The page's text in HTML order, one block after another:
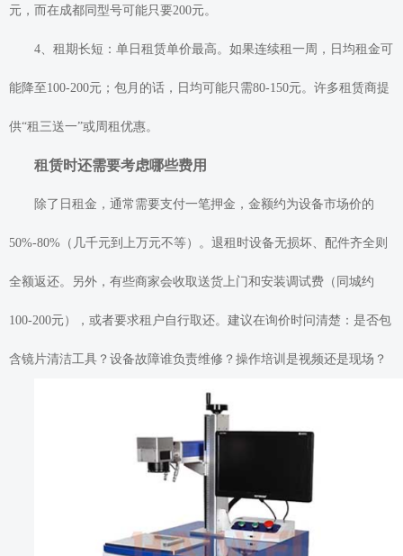
元，而在成都同型号可能只要200元。
4、租期长短：单日租赁单价最高。如果连续租一周，日均租金可
能降至100-200元；包月的话，日均可能只需80-150元。许多租赁商提
供“租三送一”或周租优惠。
租赁时还需要考虑哪些费用
除了日租金，通常需要支付一笔押金，金额约为设备市场价的
50%-80%（几千元到上万元不等）。退租时设备无损坏、配件齐全则
全额返还。另外，有些商家会收取送货上门和安装调试费（同城约
100-200元），或者要求租户自行取还。建议在询价时问清楚：是否包
含镜片清洁工具？设备故障谁负责维修？操作培训是视频还是现场？